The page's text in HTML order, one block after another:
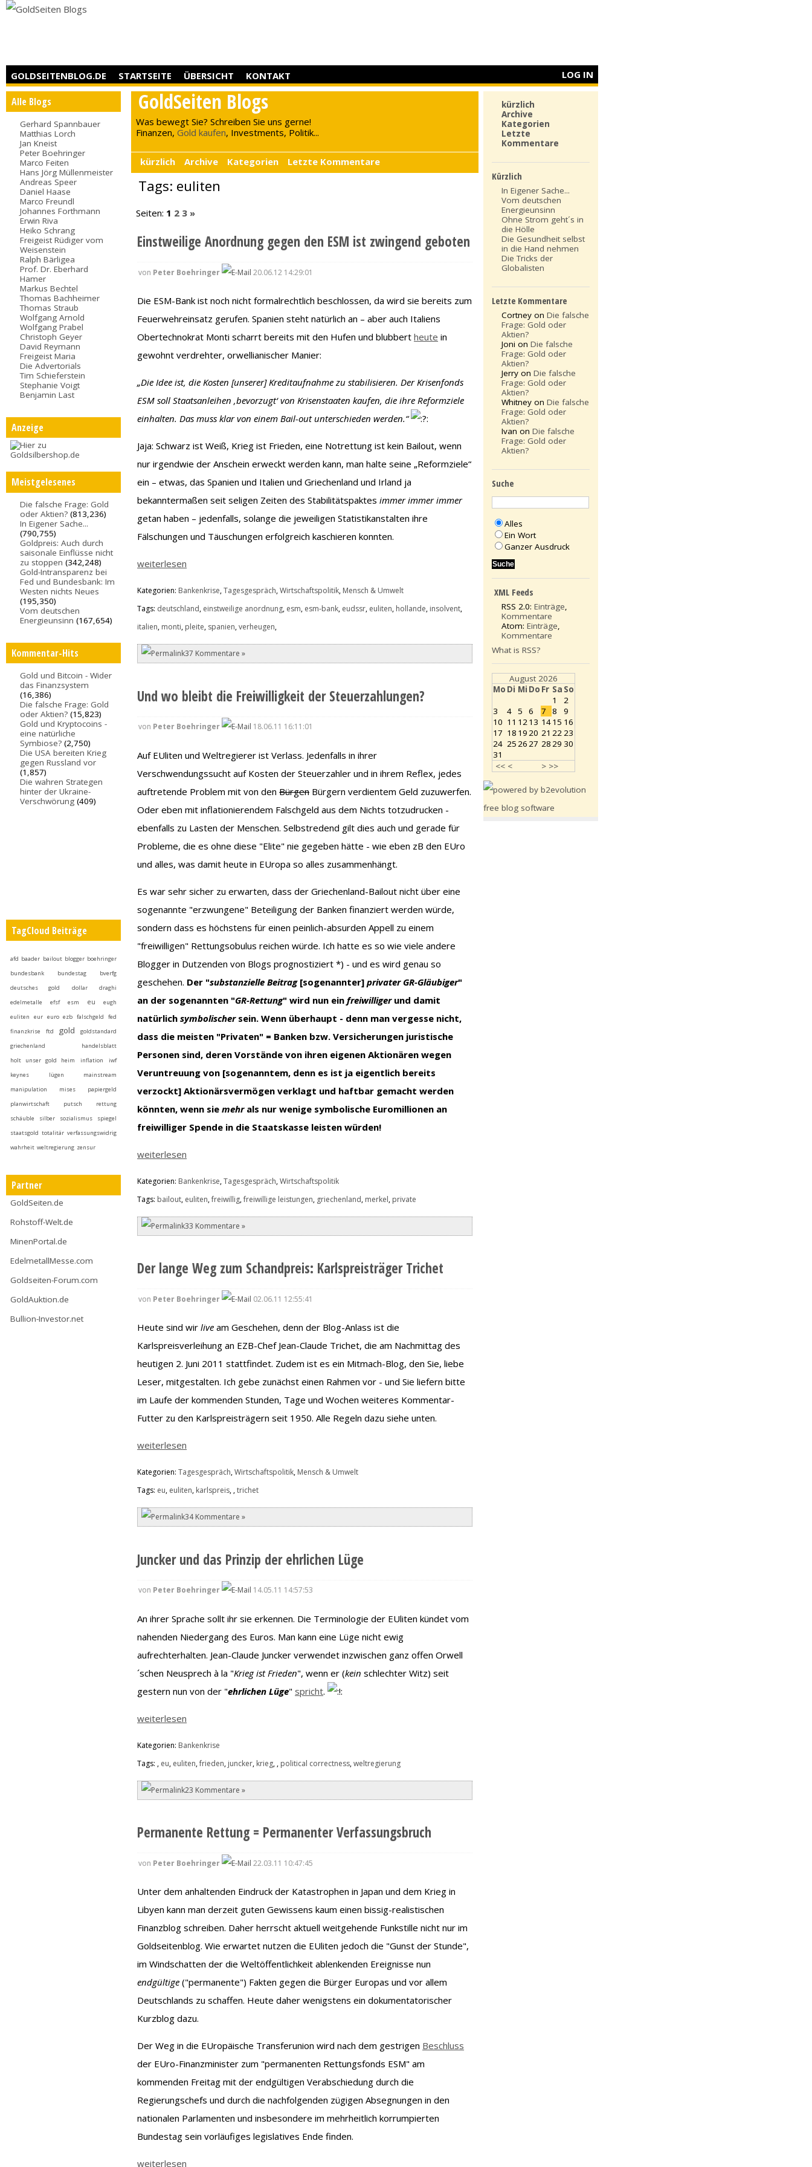
GOLDSEITENBLOG.DE STARTSEITE ÜBERSICHT KONTAKT LOG IN
Alle Blogs
Gerhard Spannbauer
Matthias Lorch
Jan Kneist
Peter Boehringer
Marco Feiten
Hans Jörg Müllenmeister
Andreas Speer
Daniel Haase
Marco Freundl
Johannes Forthmann
Erwin Riva
Heiko Schrang
Freigeist Rüdiger vom
Weisenstein
Ralph Bärligea
Prof. Dr. Eberhard
Hamer
Markus Bechtel
Thomas Bachheimer
Thomas Straub
Wolfgang Arnold
Wolfgang Prabel
Christoph Geyer
David Reymann
Freigeist Maria
Die Advertorials
Tim Schieferstein
Stephanie Voigt
Benjamin Last
Anzeige
Meistgelesenes
Die falsche Frage: Gold
oder Aktien? (813,236)
In Eigener Sache...
(790,755)
Goldpreis: Auch durch
saisonale Einflüsse nicht
zu stoppen (342,248)
Gold-Intransparenz bei
Fed und Bundesbank: Im
Westen nichts Neues
(195,350)
Vom deutschen
Energieunsinn (167,654)
Kommentar-Hits
Gold und Bitcoin - Wider
das Finanzsystem
(16,386)
Die falsche Frage: Gold
oder Aktien? (15,823)
Gold und Kryptocoins -
eine natürliche
Symbiose? (2,750)
Die USA bereiten Krieg
gegen Russland vor
(1,857)
Die wahren Strategen
hinter der Ukraine-
Verschwörung (409)
TagCloud Beiträge
afd baader bailout blogger boehringer
bundesbank
bundestag
bverfg
deutsches gold
dollar
draghi
edelmetalle
efsf esm eu
eugh
euliten
eur euro ezb falschgeld
fed
finanzkrise
ftd gold
goldstandard
griechenland
handelsblatt
holt unser gold heim
inflation
iwf
keynes
lügen
mainstream
manipulation
mises
papiergeld
planwirtschaft
putsch
rettung
schäuble
silber sozialismus
spiegel
staatsgold totalitär verfassungswidrig
wahrheit weltregierung zensur
Partner
GoldSeiten.de
Rohstoff-Welt.de
MinenPortal.de
EdelmetallMesse.com
Goldseiten-Forum.com
GoldAuktion.de
Bullion-Investor.net
GoldSeiten Blogs
Was bewegt Sie? Schreiben Sie uns gerne!
Finanzen,Gold kaufen, Investments, Politik...
kürzlich Archive Kategorien Letzte Kommentare
Tags: euliten
Seiten: 1 2 3 »
Einstweilige Anordnung gegen den ESM ist zwingend geboten
von Peter Boehringer 20.06.12 14:29:01
Die ESM-Bank ist noch nicht formalrechtlich beschlossen, da wird sie bereits zum
Feuerwehreinsatz gerufen. Spanien steht natürlich an – aber auch Italiens
Obertechnokrat Monti scharrt bereits mit den Hufen und blubbertheute in
gewohnt verdrehter, orwellianischer Manier:
„Die Idee ist, die Kosten [unserer] Kreditaufnahme zu stabilisieren. Der Krisenfonds
ESM soll Staatsanleihen ‚bevorzugt‘ von Krisenstaaten kaufen, die ihre Reformziele
einhalten. Das muss klar von einem Bail-out unterschieden werden.“
Jaja: Schwarz ist Weiß, Krieg ist Frieden, eine Notrettung ist kein Bailout, wenn
nur irgendwie der Anschein erweckt werden kann, man halte seine „Reformziele“
ein – etwas, das Spanien und Italien und Griechenland und Irland ja
bekanntermaßen seit seligen Zeiten des Stabilitätspaktesimmer immer immer
getan haben – jedenfalls, solange die jeweiligen Statistikanstalten ihre
Fälschungen und Täuschungen erfolgreich kaschieren konnten.
weiterlesen
Kategorien: Bankenkrise,Tagesgespräch,Wirtschaftspolitik, Mensch & Umwelt
Tags: deutschland, einstweilige anordnung, esm, esm-bank, eudssr, euliten, hollande, insolvent,
italien, monti, pleite, spanien,verheugen,
37 Kommentare »
Und wo bleibt die Freiwilligkeit der Steuerzahlungen?
von Peter Boehringer 18.06.11 16:11:01
Auf EUliten und Weltregierer ist Verlass. Jedenfalls in ihrer
Verschwendungssucht auf Kosten der Steuerzahler und in ihrem Reflex, jedes
auftretende Problem mit von denBürgen Bürgern verdientem Geld zuzuwerfen.
Oder eben mit inflationierendem Falschgeld aus dem Nichts totzudrucken -
ebenfalls zu Lasten der Menschen. Selbstredend gilt dies auch und gerade für
Probleme, die es ohne diese "Elite" nie gegeben hätte - wie eben zB den EUro
und alles, was damit heute in EUropa so alles zusammenhängt.
Es war sehr sicher zu erwarten, dass der Griechenland-Bailout nicht über eine
sogenannte "erzwungene" Beteiligung der Banken finanziert werden würde,
sondern dass es höchstens für einen peinlich-absurden Appell zu einem
"freiwilligen" Rettungsobulus reichen würde. Ich hatte es so wie viele andere
Blogger in Dutzenden von Blogs prognostiziert *) - und es wird genau so
geschehen. Der "substanzielle Beitrag [sogenannter]privater GR-Gläubiger"
an der sogenannten "GR-Rettung" wird nun einfreiwilliger und damit
natürlichsymbolischer sein. Wenn überhaupt - denn man vergesse nicht,
dass die meisten "Privaten" = Banken bzw. Versicherungen juristische
Personen sind, deren Vorstände von ihren eigenen Aktionären wegen
Veruntreuung von [sogenanntem, denn es ist ja eigentlich bereits
verzockt] Aktionärsvermögen verklagt und haftbar gemacht werden
könnten, wenn siemehr als nur wenige symbolische Euromillionen an
freiwilliger Spende in die Staatskasse leisten würden!
weiterlesen
Kategorien: Bankenkrise,Tagesgespräch,Wirtschaftspolitik
Tags: bailout, euliten,freiwillig,freiwillige leistungen, griechenland, merkel, private
33 Kommentare »
Der lange Weg zum Schandpreis: Karlspreisträger Trichet
von Peter Boehringer 02.06.11 12:55:41
Heute sind wirliveam Geschehen, denn der Blog-Anlass ist die
Karlspreisverleihung an EZB-Chef Jean-Claude Trichet, die am Nachmittag des
heutigen 2. Juni 2011 stattfindet. Zudem ist es ein Mitmach-Blog, den Sie, liebe
Leser, mitgestalten. Ich gebe zunächst einen Rahmen vor - und Sie liefern bitte
im Laufe der kommenden Stunden, Tage und Wochen weiteres Kommentar-
Futter zu den Karlspreisträgern seit 1950. Alle Regeln dazu siehe unten.
weiterlesen
Kategorien:Tagesgespräch,Wirtschaftspolitik, Mensch & Umwelt
Tags: eu, euliten, karlspreis, ,trichet
34 Kommentare »
Juncker und das Prinzip der ehrlichen Lüge
von Peter Boehringer 14.05.11 14:57:53
An ihrer Sprache sollt ihr sie erkennen. Die Terminologie der EUliten kündet vom
nahenden Niedergang des Euros. Man kann eine Lüge nicht ewig
aufrechterhalten. Jean-Claude Juncker verwendet inzwischen ganz offen Orwell
´schen Neusprech à la "Krieg ist Frieden", wenn er (keinschlechter Witz) seit
gestern nun von der "ehrlichen Lüge"spricht.
weiterlesen
Kategorien: Bankenkrise
Tags: , eu, euliten,frieden, juncker, krieg, , political correctness,weltregierung
23 Kommentare »
Permanente Rettung = Permanenter Verfassungsbruch
von Peter Boehringer 22.03.11 10:47:45
Unter dem anhaltenden Eindruck der Katastrophen in Japan und dem Krieg in
Libyen kann man derzeit guten Gewissens kaum einen bissig-realistischen
Finanzblog schreiben. Daher herrscht aktuell weitgehende Funkstille nicht nur im
Goldseitenblog. Wie erwartet nutzen die EUliten jedoch die "Gunst der Stunde",
im Windschatten der die Weltöffentlichkeit ablenkenden Ereignisse nun
endgültige("permanente") Fakten gegen die Bürger Europas und vor allem
Deutschlands zu schaffen. Heute daher wenigstens ein dokumentatorischer
Kurzblog dazu.
Der Weg in die EUropäische Transferunion wird nach dem gestrigen Beschluss
der EUro-Finanzminister zum "permanenten Rettungsfonds ESM" am
kommenden Freitag mit der endgültigen Verabschiedung durch die
Regierungschefs und durch die nachfolgenden zügigen Absegnungen in den
nationalen Parlamenten und insbesondere im mehrheitlich korrumpierten
Bundestag sein vorläufiges legislatives Ende finden.
weiterlesen
kürzlich
Archive
Kategorien
Letzte
Kommentare
Kürzlich
In Eigener Sache...
Vom deutschen
Energieunsinn
Ohne Strom geht´s in
die Hölle
Die Gesundheit selbst
in die Hand nehmen
Die Tricks der
Globalisten
Letzte Kommentare
Cortney onDie falsche
Frage: Gold oder
Aktien?
Joni onDie falsche
Frage: Gold oder
Aktien?
Jerry onDie falsche
Frage: Gold oder
Aktien?
Whitney onDie falsche
Frage: Gold oder
Aktien?
Ivan onDie falsche
Frage: Gold oder
Aktien?
Suche
Alles
Ein Wort
Ganzer Ausdruck
XML Feeds
RSS 2.0:Einträge,
Kommentare
Atom:Einträge,
Kommentare
What is RSS?
August 2026
Mo Di Mi Do Fr Sa So
<< < > >>
1
2
3
4 5 6 7 8
9
10 11 1213 1415 16
17 18 1920 21 2223
24 252627 2829 30
31